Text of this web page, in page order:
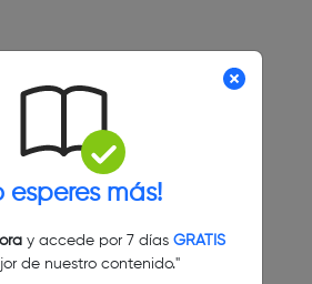
esperes más!
y accede por 7 días GRATIS
de nuestro contenido."